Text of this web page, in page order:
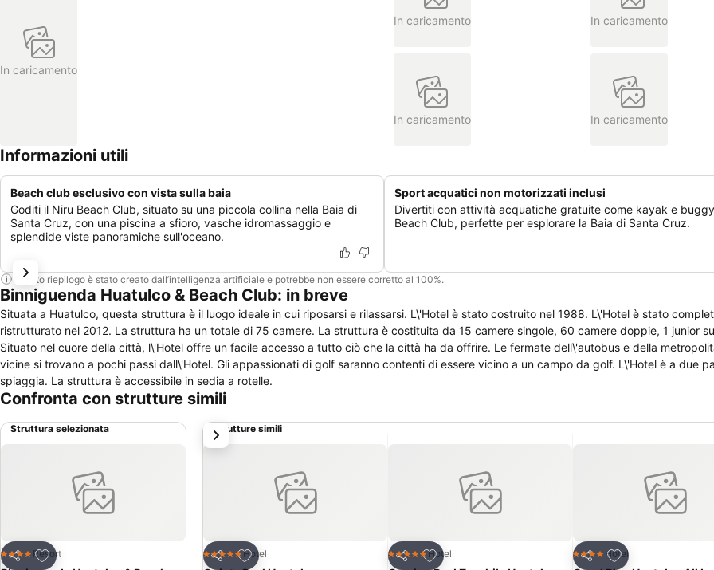
In caricamento
In caricamento In caricamento
In caricamento In caricamento
Informazioni utili
Beach club esclusivo con vista sulla baia
Goditi il Niru Beach Club, situato su una piccola collina nella Baia di
Santa Cruz, con una piscina a sfioro, vasche idromassaggio e
splendide viste panoramiche sull'oceano.
Sport acquatici non motorizzati inclusi
Divertiti con attività acquatiche gratuite come kayak e
Beach Club, perfette per esplorare la Baia di Santa Cruz.
Questo riepilogo è stato creato dall’intelligenza artificiale e potrebbe non essere corretto al 100%.
Binniguenda Huatulco & Beach Club: in breve
Situata a Huatulco, questa struttura è il luogo ideale in cui riposarsi e rilassarsi. L\'Hotel è stato costruito nel 1988. L\'Hotel è stato
ristrutturato nel 2012. La struttura ha un totale di 75 camere. La struttura è costituita da 15 camere singole, 60 camere doppie, 1 junior
Situato nel cuore della città, l\'Hotel offre un facile accesso a tutto ciò che la città ha da offrire. Le fermate dell\'autobus e della
vicine si trovano a pochi passi dall\'Hotel. Gli appassionati di golf saranno contenti di essere vicino a un campo da golf. L\'Hotel è a due
spiaggia. La struttura è accessibile in sedia a rotelle.
Confronta con strutture simili
Struttura selezionata
Condividi
Aggiungi ai preferiti
4 StelleResort
Strutture simili
Condividi
Aggiungi ai preferiti
5 Stelle Hotel
Condividi
Aggiungi ai preferiti
5 Stelle Hotel
Condividi
Aggiungi ai
4 StelleHotel
successivo